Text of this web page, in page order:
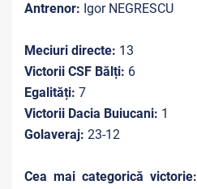
Antrenor: Igor NEGRESCU
Meciuri directe: 13
Victorii CSF Bălți: 6
Egalități: 7
Victorii Dacia Buiucani: 1
Golaveraj: 23-12
Cea mai categorică victorie: